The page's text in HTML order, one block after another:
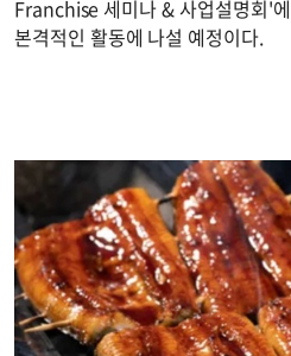
Franchise 세미나 & 사업설명회'
본격적인 활동에 나설 예정이다.